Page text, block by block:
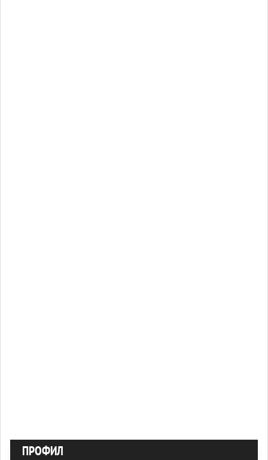
ПРОФИЛ